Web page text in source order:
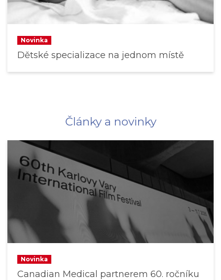
Novinka
Dětské specializace na jednom místě
Články a novinky
Novinka
Canadian Medical partnerem 60. ročníku